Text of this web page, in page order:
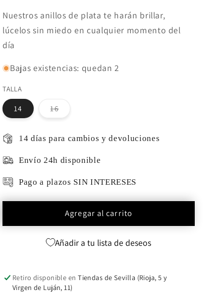
Nuestros anillos de plata te harán brillar,
lúcelos sin miedo en cualquier momento del
día
Bajas existencias: quedan 2
TALLA
14 16Variante
disponible
14 días para cambios y devoluciones
Envío 24h disponible
Pago a plazos SIN INTERESES
Agregar al carrito
Añadir a tu lista de deseos
Retiro disponible enTiendas de Sevilla (Rioja, 5 y
Virgen de Luján, 11)